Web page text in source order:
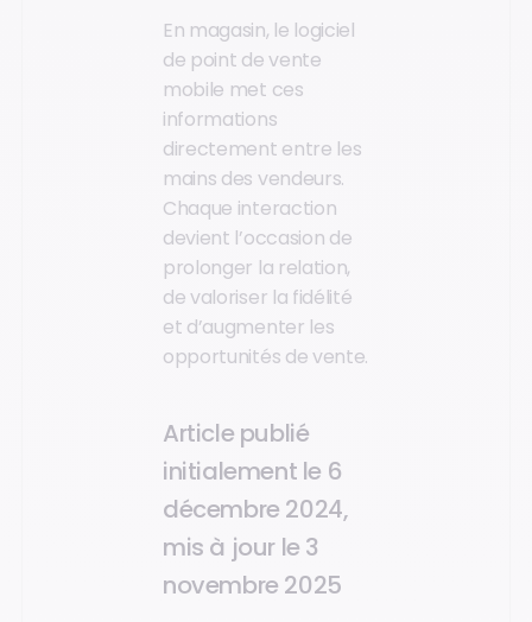
En magasin, le logiciel
de point de vente
mobile met ces
informations
directement entre les
mains des vendeurs.
Chaque interaction
devient l’occasion de
prolonger la relation,
de valoriser la fidélité
et d’augmenter les
opportunités de vente.
Article publié
initialement le 6
décembre 2024,
mis à jour le 3
novembre 2025